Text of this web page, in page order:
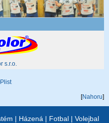
s.r.o.
[Nahoru]
| Házená | Fotbal | Volejbal